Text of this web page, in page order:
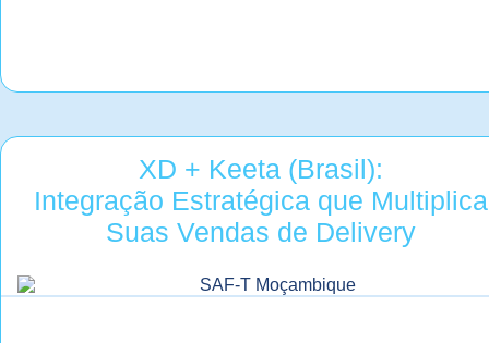
XD + Keeta (Brasil):
Integração Estratégica que Multiplica
Suas Vendas de Delivery